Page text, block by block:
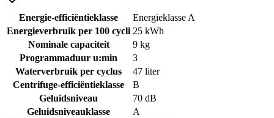
Energie-efficiëntieklasse
Energieklasse A
Energieverbruik per 100 cycli 25 kWh
Nominale capaciteit
9 kg
Programmaduur u:min
3
Waterverbruik per cyclus
47 liter
Centrifuge-efficiëntieklasse
B
Geluidsniveau
70 dB
Geluidsniveauklasse
A